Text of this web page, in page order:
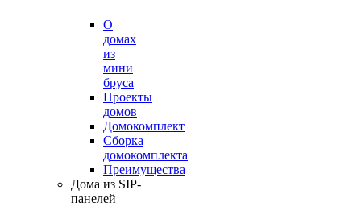
О
домах
из
мини
бруса
Проекты
домов
Домокомплект
Сборка
домокомплекта
Преимущества
Дома из SIP-
панелей